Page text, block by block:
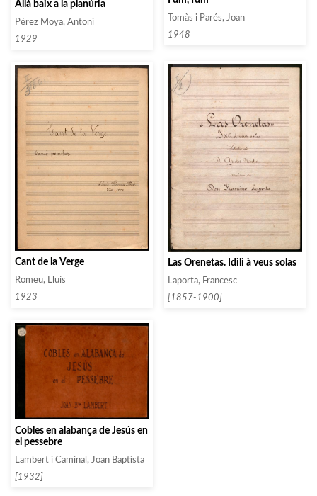
Allà baix a la planúria
Pérez Moya, Antoni
1929
Tomàs i Parés, Joan
1948
Cant de la Verge
Romeu, Lluís
1923
Las Orenetas. Idili à veus solas
Laporta, Francesc
[1857-1900]
Cobles en alabança de Jesús en
el pessebre
Lambert i Caminal, Joan Baptista
[1932]